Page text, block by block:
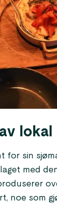
for sin
med
noe som